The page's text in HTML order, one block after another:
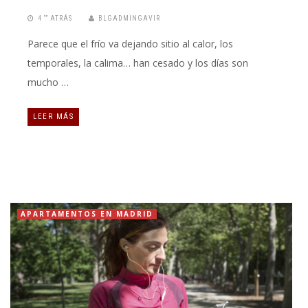
4 “” ATRÁS BLGADMINGAVIR
Parece que el frío va dejando sitio al calor, los
temporales, la calima… han cesado y los días son
mucho …
LEER MÁS
APARTAMENTOS EN MADRID